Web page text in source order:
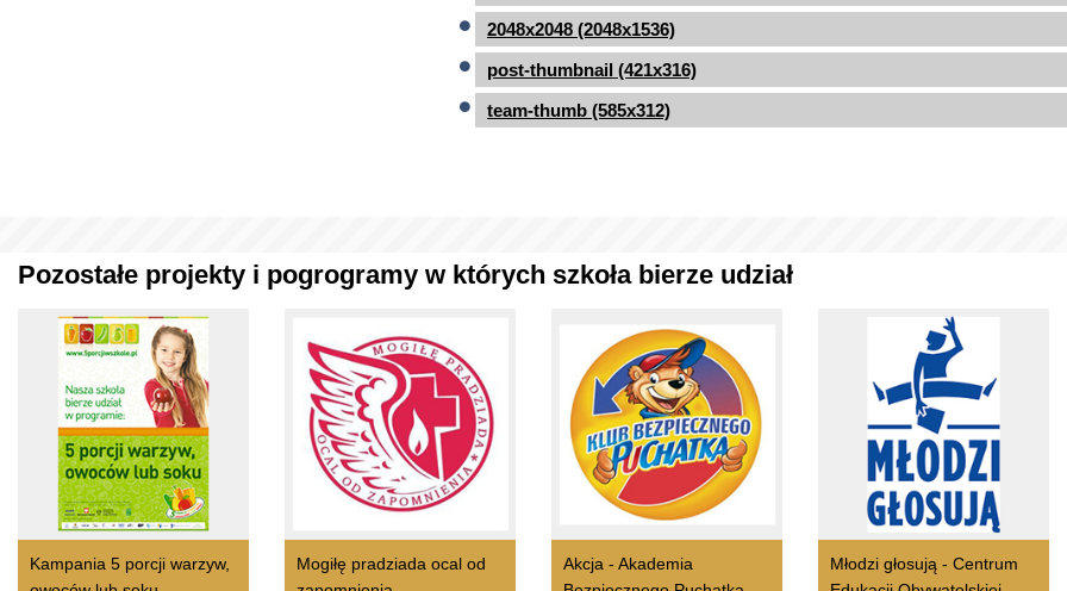
2048x2048 (2048x1536)
post-thumbnail (421x316)
team-thumb (585x312)
Pozostałe projekty i pogrogramy w których szkoła bierze udział
Kampania 5 porcji warzyw,
Mogiłę pradziada ocal od
Akcja - Akademia
Młodzi głosują - Centrum